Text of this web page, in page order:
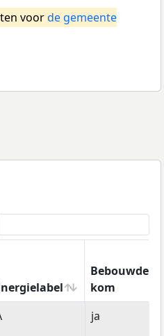
voorde gemeente
Bebouwde
kom
Bebouwde
kom
ja